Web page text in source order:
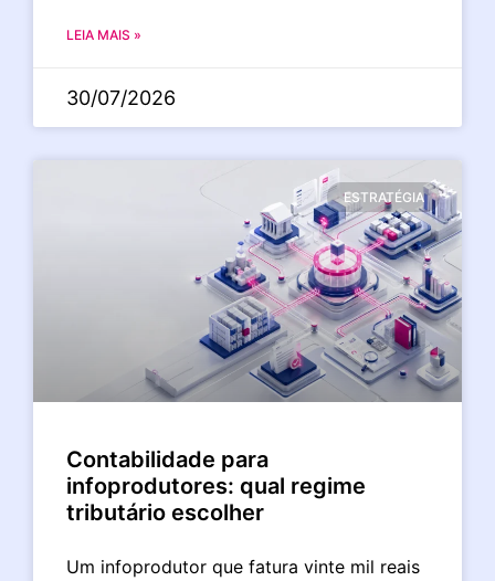
LEIA MAIS »
30/07/2026
ESTRATÉGIA
Contabilidade para
infoprodutores: qual regime
tributário escolher
Um infoprodutor que fatura vinte mil reais